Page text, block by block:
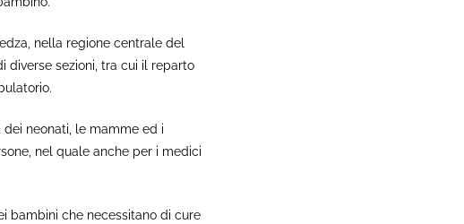
nella regione centrale del
diverse sezioni, tra cui il reparto
neonati, le mamme ed i
nel quale anche per i medici
bambini che necessitano di cure